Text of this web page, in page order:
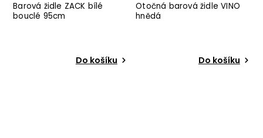
Barová židle ZACK bílé
bouclé 95cm
Do košíku
Otočná barová židle VINO
hnědá
Do košíku